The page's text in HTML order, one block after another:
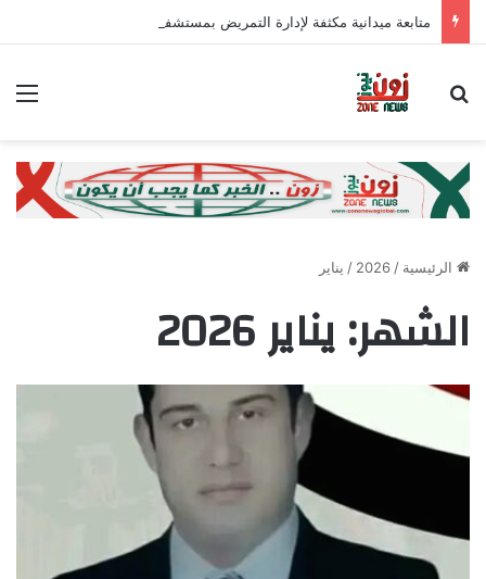
بحث عن
الرئيسية /
2026
/ يناير
الشهر:يناير 2026